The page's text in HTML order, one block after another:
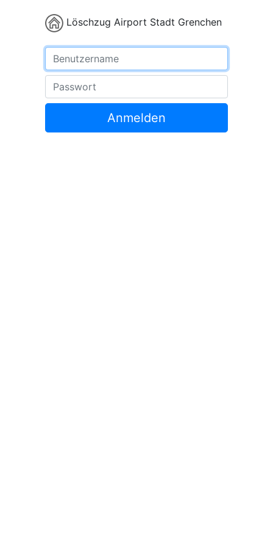
Löschzug Airport Stadt Grenchen
Benutzername
Passwort
Anmelden